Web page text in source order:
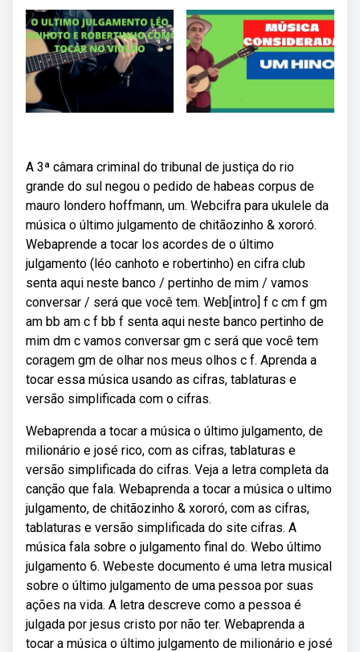
A 3ª câmara criminal do tribunal de justiça do rio
grande do sul negou o pedido de habeas corpus de
mauro londero hoffmann, um. Webcifra para ukulele da
música o último julgamento de chitãozinho & xororó.
Webaprende a tocar los acordes de o último
julgamento (léo canhoto e robertinho) en cifra club
senta aqui neste banco / pertinho de mim / vamos
conversar / será que você tem. Web[intro] f c cm f gm
am bb am c f bb f senta aqui neste banco pertinho de
mim dm c vamos conversar gm c será que você tem
coragem gm de olhar nos meus olhos c f. Aprenda a
tocar essa música usando as cifras, tablaturas e
versão simplificada com o cifras.
Webaprenda a tocar a música o último julgamento, de
milionário e josé rico, com as cifras, tablaturas e
versão simplificada do cifras. Veja a letra completa da
canção que fala. Webaprenda a tocar a música o ultimo
julgamento, de chitãozinho & xororó, com as cifras,
tablaturas e versão simplificada do site cifras. A
música fala sobre o julgamento final do. Webo último
julgamento 6. Webeste documento é uma letra musical
sobre o último julgamento de uma pessoa por suas
ações na vida. A letra descreve como a pessoa é
julgada por jesus cristo por não ter. Webaprenda a
tocar a música o último julgamento de milionário e josé